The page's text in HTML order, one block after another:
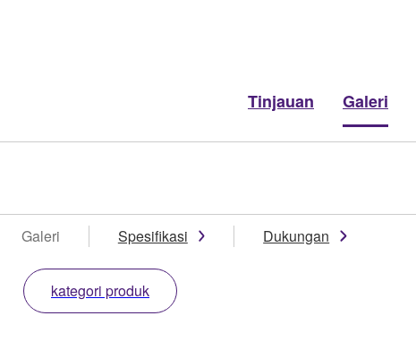
Tinjauan Galeri
Galeri Spesifikasi Dukungan
kategori produk